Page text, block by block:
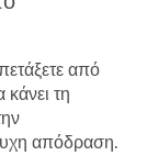
από
τη
απόδραση.